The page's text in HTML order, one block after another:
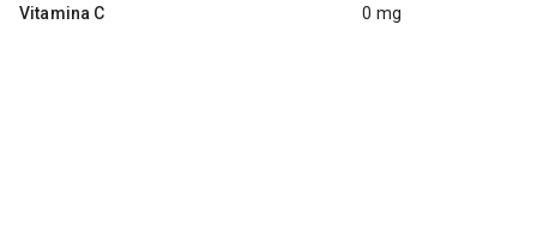
Vitamina C 0 mg